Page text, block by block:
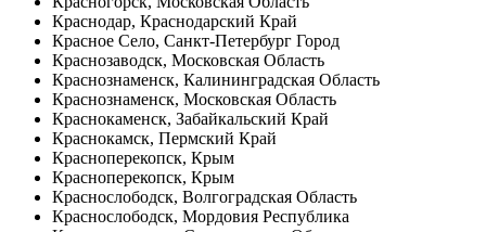
Краснодар, Краснодарский Край
Красное Село, Санкт-Петербург Город
Краснозаводск, Московская Область
Краснознаменск, Калининградская Область
Краснознаменск, Московская Область
Краснокаменск, Забайкальский Край
Краснокамск, Пермский Край
Красноперекопск, Крым
Красноперекопск, Крым
Краснослободск, Волгоградская Область
Краснослободск, Мордовия Республика